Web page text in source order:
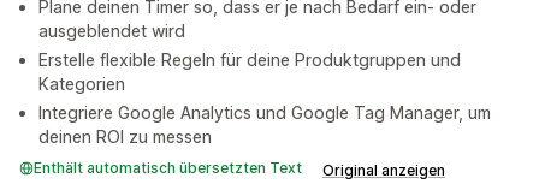
Plane deinen Timer so, dass er je nach Bedarf ein- oder
ausgeblendet wird
Erstelle flexible Regeln für deine Produktgruppen und
Kategorien
Integriere Google Analytics und Google Tag Manager, um
deinen ROI zu messen
Enthält automatisch übersetzten Text Original anzeigen